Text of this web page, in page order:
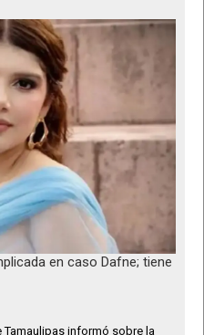
en caso Dafne; tiene
Tamaulipas informó sobre la